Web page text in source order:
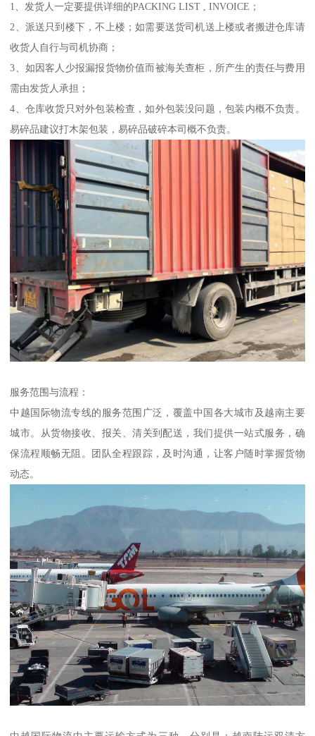
1、发货人一定要提供详细的PACKING LIST , INVOICE；
2、派送只到楼下，不上楼；如需要送货司机送上楼或者搬进仓库请
收货人自行与司机协商；
3、如因客人少报漏报货物价值而被海关查柜，所产生的责任与费用
需由发货人承担；
4、仓库收货只对外包装检查，如外包装没问题，包装内概不负责。
易碎品建议打木架包装，易碎品破碎本司概不负责。
服务范围与流程：
中越国际物流专线的服务范围广泛，覆盖中国各大城市及越南主要
城市。从货物接收、报关、清关到配送，我们提供一站式服务，确
保流程顺畅无阻。团队全程跟踪，及时沟通，让客户随时掌握货物
动态。